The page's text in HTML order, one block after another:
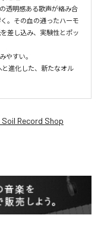
透明感ある歌声が絡み合
。その血の通ったハーモ
差し込み、実験性とポッ
やすい。
と進化した、新たなオル
Soil Record Shop